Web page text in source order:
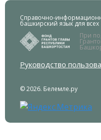
Справочно-
башкирский язык для всех
При
Руководство
© 2026. Белемле.ру